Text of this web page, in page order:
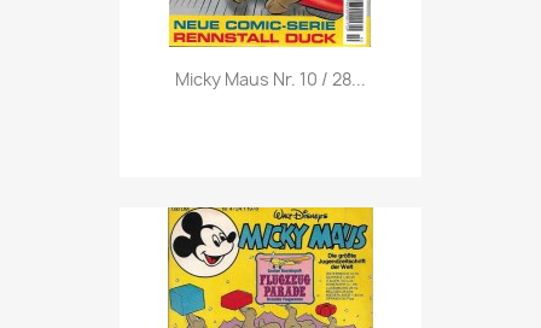
Vorschau
Micky Maus Nr. 10 / 28...